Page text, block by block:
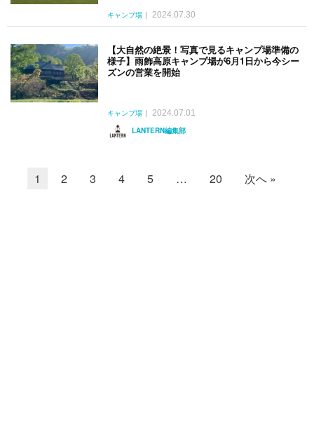
キャンプ場 2024.07.30
【大自然の絶景！写真で見るキャンプ場準備の
様子】雨飾高原キャンプ場が6月1日から今シー
ズンの営業を開始
キャンプ場
2024.07.01
LANTERN編集部
1 2 3 4 5 … 20 次へ »